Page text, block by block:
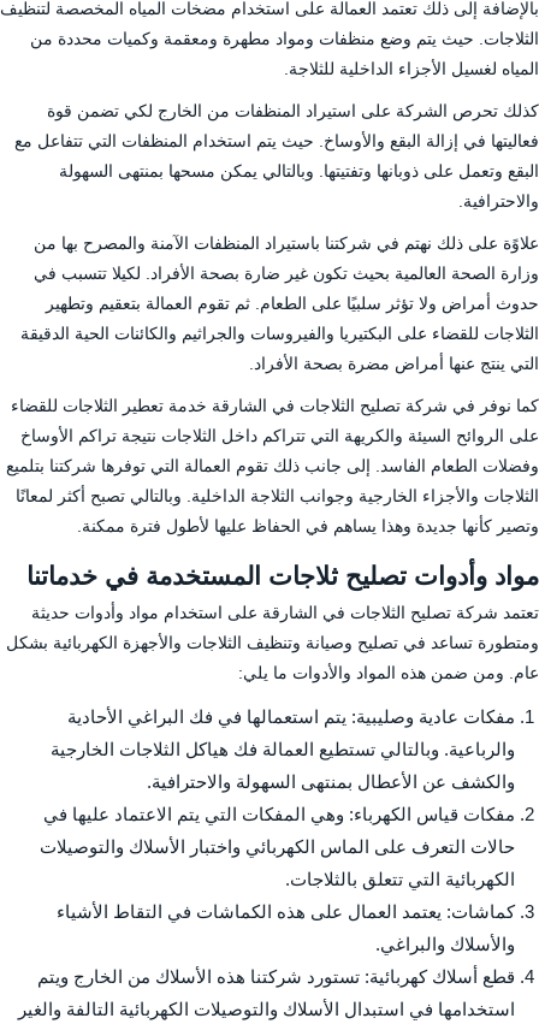
بالإضافة إلى ذلك تعتمد العمالة على استخدام مضخات المياه المخصصة لتنظيف
الثلاجات. حيث يتم وضع منظفات ومواد مطهرة ومعقمة وكميات محددة من
المياه لغسيل الأجزاء الداخلية للثلاجة.
كذلك تحرص الشركة على استيراد المنظفات من الخارج لكي تضمن قوة
فعاليتها في إزالة البقع والأوساخ. حيث يتم استخدام المنظفات التي تتفاعل مع
البقع وتعمل على ذوبانها وتفتيتها. وبالتالي يمكن مسحها بمنتهى السهولة
والاحترافية.
علاوًة على ذلك نهتم في شركتنا باستيراد المنظفات الآمنة والمصرح بها من
وزارة الصحة العالمية بحيث تكون غير ضارة بصحة الأفراد. لكيلا تتسبب في
حدوث أمراض ولا تؤثر سلبيًا على الطعام. ثم تقوم العمالة بتعقيم وتطهير
الثلاجات للقضاء على البكتيريا والفيروسات والجراثيم والكائنات الحية الدقيقة
التي ينتج عنها أمراض مضرة بصحة الأفراد.
كما نوفر في شركة تصليح الثلاجات في الشارقة خدمة تعطير الثلاجات للقضاء
على الروائح السيئة والكريهة التي تتراكم داخل الثلاجات نتيجة تراكم الأوساخ
وفضلات الطعام الفاسد. إلى جانب ذلك تقوم العمالة التي توفرها شركتنا بتلميع
الثلاجات والأجزاء الخارجية وجوانب الثلاجة الداخلية. وبالتالي تصبح أكثر لمعانًا
وتصير كأنها جديدة وهذا يساهم في الحفاظ عليها لأطول فترة ممكنة.
مواد وأدوات تصليح ثلاجات المستخدمة في خدماتنا
تعتمد شركة تصليح الثلاجات في الشارقة على استخدام مواد وأدوات حديثة
ومتطورة تساعد في تصليح وصيانة وتنظيف الثلاجات والأجهزة الكهربائية بشكل
عام. ومن ضمن هذه المواد والأدوات ما يلي:
مفكات عادية وصليبية: يتم استعمالها في فك البراغي الأحادية
والرباعية. وبالتالي تستطيع العمالة فك هياكل الثلاجات الخارجية
والكشف عن الأعطال بمنتهى السهولة والاحترافية.
مفكات قياس الكهرباء: وهي المفكات التي يتم الاعتماد عليها في
حالات التعرف على الماس الكهربائي واختبار الأسلاك والتوصيلات
الكهربائية التي تتعلق بالثلاجات.
كماشات: يعتمد العمال على هذه الكماشات في التقاط الأشياء
والأسلاك والبراغي.
قطع أسلاك كهربائية: تستورد شركتنا هذه الأسلاك من الخارج ويتم
استخدامها في استبدال الأسلاك والتوصيلات الكهربائية التالفة والغير